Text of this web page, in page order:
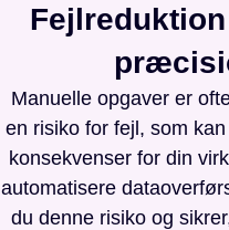
Manuelle opgaver er
en risiko for fejl, som
konsekvenser for din
automatisere
du denne risiko og